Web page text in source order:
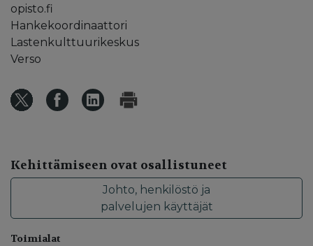
opisto.fi
Hankekoordinaattori
Lastenkulttuurikeskus
Verso
Kehittämiseen ovat osallistuneet
Johto, henkilöstö ja
palvelujen käyttäjät
Toimialat